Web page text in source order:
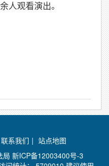
人观看演出。
联系我们 | 站点地图
局 新ICP备12003400号-3